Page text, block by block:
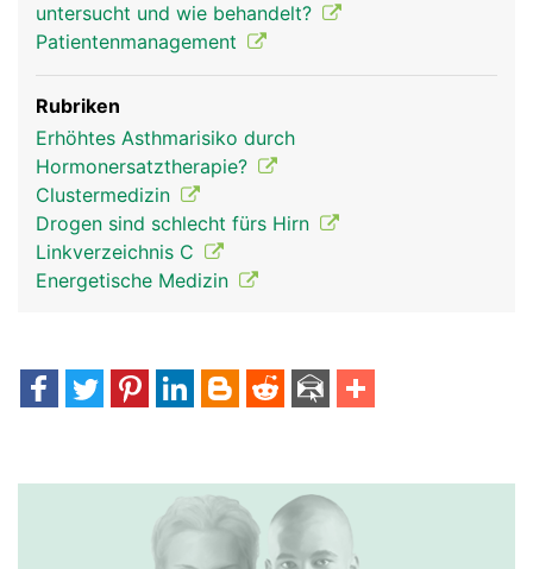
untersucht und wie behandelt?
Patientenmanagement
Rubriken
Erhöhtes Asthmarisiko durch
Hormonersatztherapie?
Clustermedizin
Drogen sind schlecht fürs Hirn
Linkverzeichnis C
Energetische Medizin